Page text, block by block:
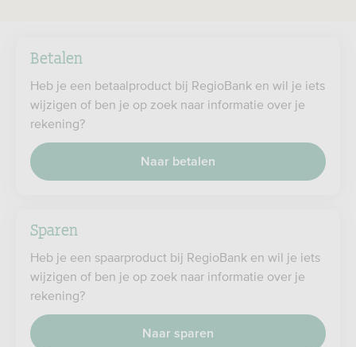
Betalen
Heb je een betaalproduct bij RegioBank en wil je iets
wijzigen of ben je op zoek naar informatie over je
rekening?
Naar betalen
Sparen
Heb je een spaarproduct bij RegioBank en wil je iets
wijzigen of ben je op zoek naar informatie over je
rekening?
Naar sparen